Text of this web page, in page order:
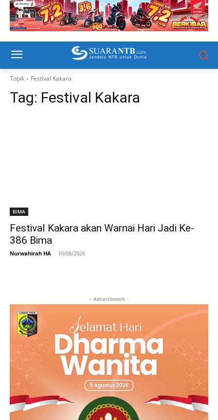
Topik Festival Kakara
Tag: Festival Kakara
BIMA
Festival Kakara akan Warnai Hari Jadi Ke-
386 Bima
Nurwahirah HA - 10/06/2026
- Advertisment -